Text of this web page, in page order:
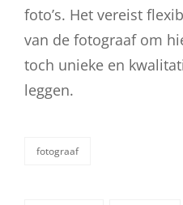
foto’s. Het vereist
van de fotograaf om
toch unieke en
leggen.
categorieën
fotograaf